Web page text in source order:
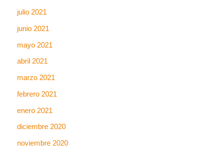
julio 2021
junio 2021
mayo 2021
abril 2021
marzo 2021
febrero 2021
enero 2021
diciembre 2020
noviembre 2020